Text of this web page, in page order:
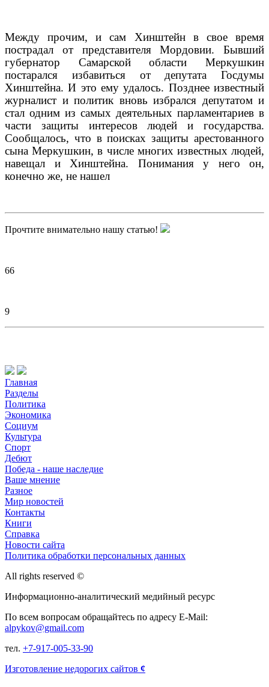
Между прочим, и сам Хинштейн в свое время
пострадал от представителя Мордовии. Бывший
губернатор Самарской области Меркушкин
постарался избавиться от депутата Госдумы
Хинштейна. И это ему удалось. Позднее известный
журналист и политик вновь избрался депутатом и
стал одним из самых деятельных парламентариев в
части защиты интересов людей и государства.
Сообщалось, что в поисках защиты арестованного
сына Меркушкин, в числе многих известных людей,
навещал и Хинштейна. Понимания у него он,
конечно же, не нашел
Прочтите внимательно нашу статью!
66
9
Главная
Разделы
Политика
Экономика
Социум
Культура
Спорт
Дебют
Победа - наше наследие
Ваше мнение
Разное
Мир новостей
Контакты
Книги
Справка
Новости сайта
Политика обработки персональных данных
All rights reserved ©
Информационно-аналитический медийный ресурс
По всем вопросам обращайтесь по адресу E-Mail:
alpykov@gmail.com
тел. +7-917-005-33-90
Изготовление недорогих сайтов ¢